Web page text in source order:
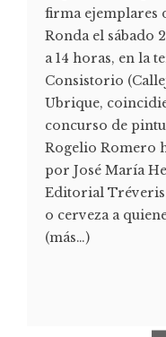
firma ejemplares
Ronda el sábado
a 14 horas, en la
Consistorio
Ubrique,
concurso de
Rogelio Romero
por José María
Editorial
o cerveza a
(más…)